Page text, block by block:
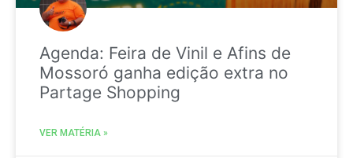
Agenda: Feira de Vinil e Afins de
Mossoró ganha edição extra no
Partage Shopping
VER MATÉRIA »